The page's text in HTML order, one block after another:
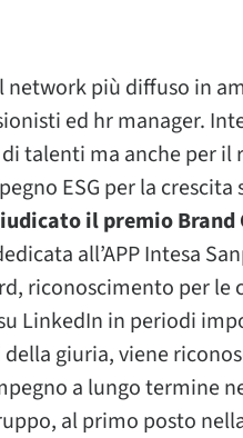
network più diffuso in
ed hr manager.
talenti ma anche per
ESG per la
il premio Brand
all’APP Intesa
riconoscimento per
LinkedIn in periodi
giuria, viene
a lungo termine
al primo posto